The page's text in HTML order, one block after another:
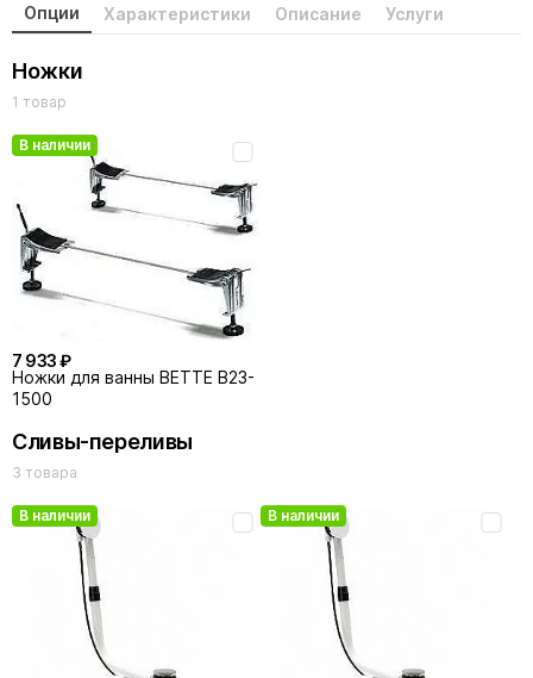
Опции Характеристики Описание Услуги
Ножки
1 товар
В наличии
7 933 ₽
Ножки для ванны BETTE B23-
1500
Сливы-переливы
3 товара
В наличии В наличии